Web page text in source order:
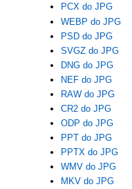
PCX do JPG
WEBP do JPG
PSD do JPG
SVGZ do JPG
DNG do JPG
NEF do JPG
RAW do JPG
CR2 do JPG
ODP do JPG
PPT do JPG
PPTX do JPG
WMV do JPG
MKV do JPG